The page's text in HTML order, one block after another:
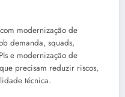
modernização de
demanda, squads,
e modernização de
precisam reduzir riscos,
técnica.